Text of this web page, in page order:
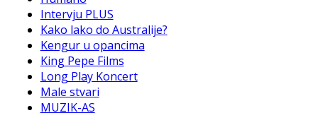
Intervju PLUS
Kako lako do Australije?
Kengur u opancima
King Pepe Films
Long Play Koncert
Male stvari
MUZIK-AS